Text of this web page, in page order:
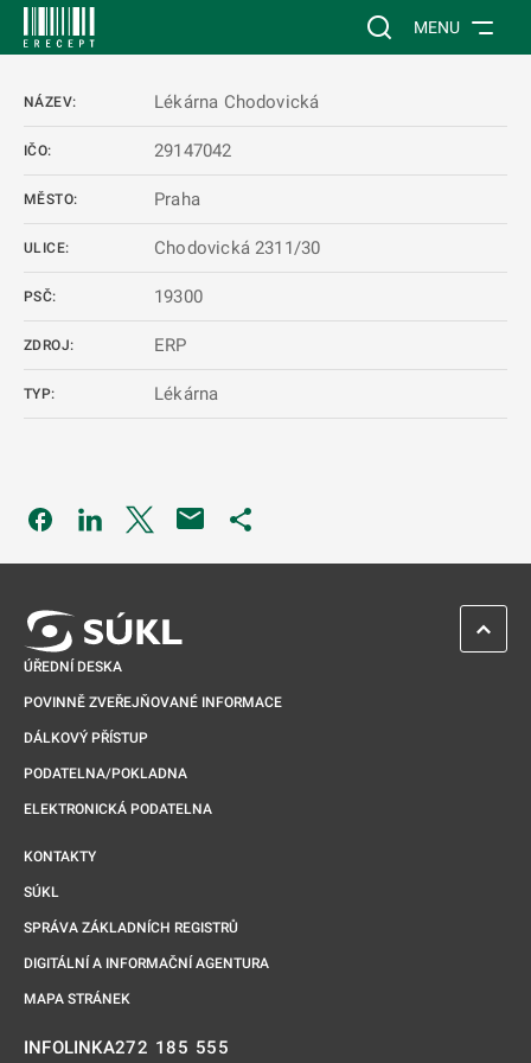
Vyhledávání na
MENU
NÁZEV: Lékárna Chodovická
IČO: 29147042
MĚSTO: Praha
ULICE: Chodovická 2311/30
PSČ: 19300
ZDROJ: ERP
TYP: Lékárna
Odkaz se otevře na nové kartě
Odkaz se otevře na nové kartě
Odkaz se otevře na nové kartě
ÚŘEDNÍ DESKA
POVINNĚ ZVEŘEJŇOVANÉ INFORMACE
DÁLKOVÝ PŘÍSTUP
PODATELNA/POKLADNA
ELEKTRONICKÁ PODATELNA
KONTAKTY
SÚKL
SPRÁVA ZÁKLADNÍCH REGISTRŮ
DIGITÁLNÍ A INFORMAČNÍ AGENTURA
MAPA STRÁNEK
INFOLINKA272 185 555
ZPĚT